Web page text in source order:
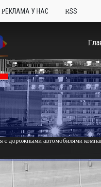
РЕКЛАМА У НАС RSS
с дорожными автомобилями
быстрый передний привод